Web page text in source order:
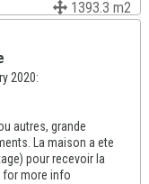
1393.3 m2
2020:
autres, grande
La maison a ete
pour recevoir la
for more info